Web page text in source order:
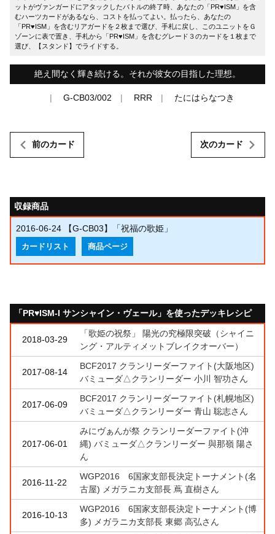
ットがヴァンガードにアタックしたバトルの終了時、あなたの「PR♥ISM」を含
むハーツカードがあるなら、コストを払ってよい。払ったら、あなたの
「PR♥ISM」を含むリアガードを２枚まで選び、手札に戻し、このユニットをＧ
ゾーンに表で置き、手札から「PR♥ISM」を含むグレード３のカードを１枚まで
選び、【スタンド】でライドする。
絶え間なく輝き続ける。それが彼女の目指した理想。
G-CB03/002 RRR たにはらなつき
前のカード 次のカード
収録商品
2016-06-24 【G-CB03】「祝福の歌姫」
カードリスト 商品ページ
「PR♥ISM-I サンシャイン・ヴェール」を使ったデッキレシピ
2018-03-29
「歌姫の祝祭」 陽光の究極限突破（シャイニ
ング・アルティメットブレイクオーバー）
2017-08-14
BCF2017 クランリーダーファイト(大阪地区)
バミューダ△クランリーダー 小川 智功さん
2017-06-09
BCF2017 クランリーダーファイト(札幌地区)
バミューダ△クランリーダー 青山 聡志さん
2017-06-01
みにヴぁんが祭 クランリーダーファイト(沖
縄) バミューダ△クランリーダー 與那嶺 陽さ
ん
2016-11-22
WGP2016 6国家支部長決定トーナメント(名
古屋) メガラニカ支部長 蔦 直樹さん
2016-10-13
WGP2016 6国家支部長決定トーナメント(博
多) メガラニカ支部長 東郷 高弘さん